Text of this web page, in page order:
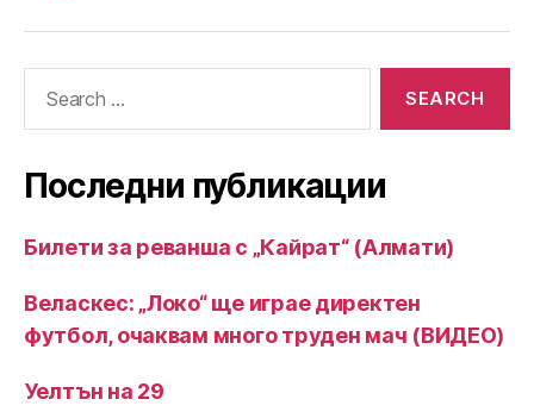
Последни публикации
Билети за реванша с „Кайрат“ (Алмати)
Веласкес: „Локо“ ще играе директен
футбол, очаквам много труден мач (ВИДЕО)
Уелтън на 29